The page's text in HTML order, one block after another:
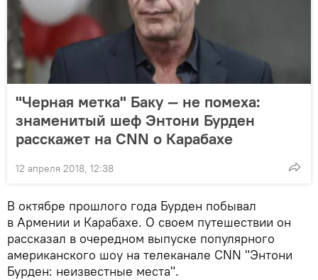
"Черная метка" Баку — не помеха:
знаменитый шеф Энтони Бурден
расскажет на CNN о Карабахе
12 апреля 2018, 12:38
В октябре прошлого года Бурден побывал
в Армении и Карабахе. О своем путешествии он
рассказал в очередном выпуске популярного
американского шоу на телеканале CNN "Энтони
Бурден: неизвестные места".